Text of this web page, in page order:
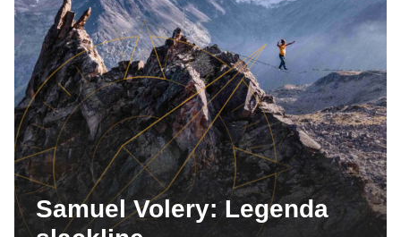
Samuel Volery: Legenda